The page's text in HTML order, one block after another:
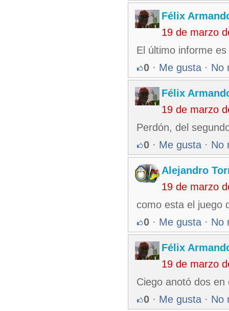
Félix
19 de marzo
El último informe
0 · Me gusta · No
Félix
19 de marzo
Perdón, del
0 · Me gusta · No
Alejandro
19 de marzo
como esta el juego
0 · Me gusta · No
Félix
19 de marzo
Ciego anotó dos
0 · Me gusta · No